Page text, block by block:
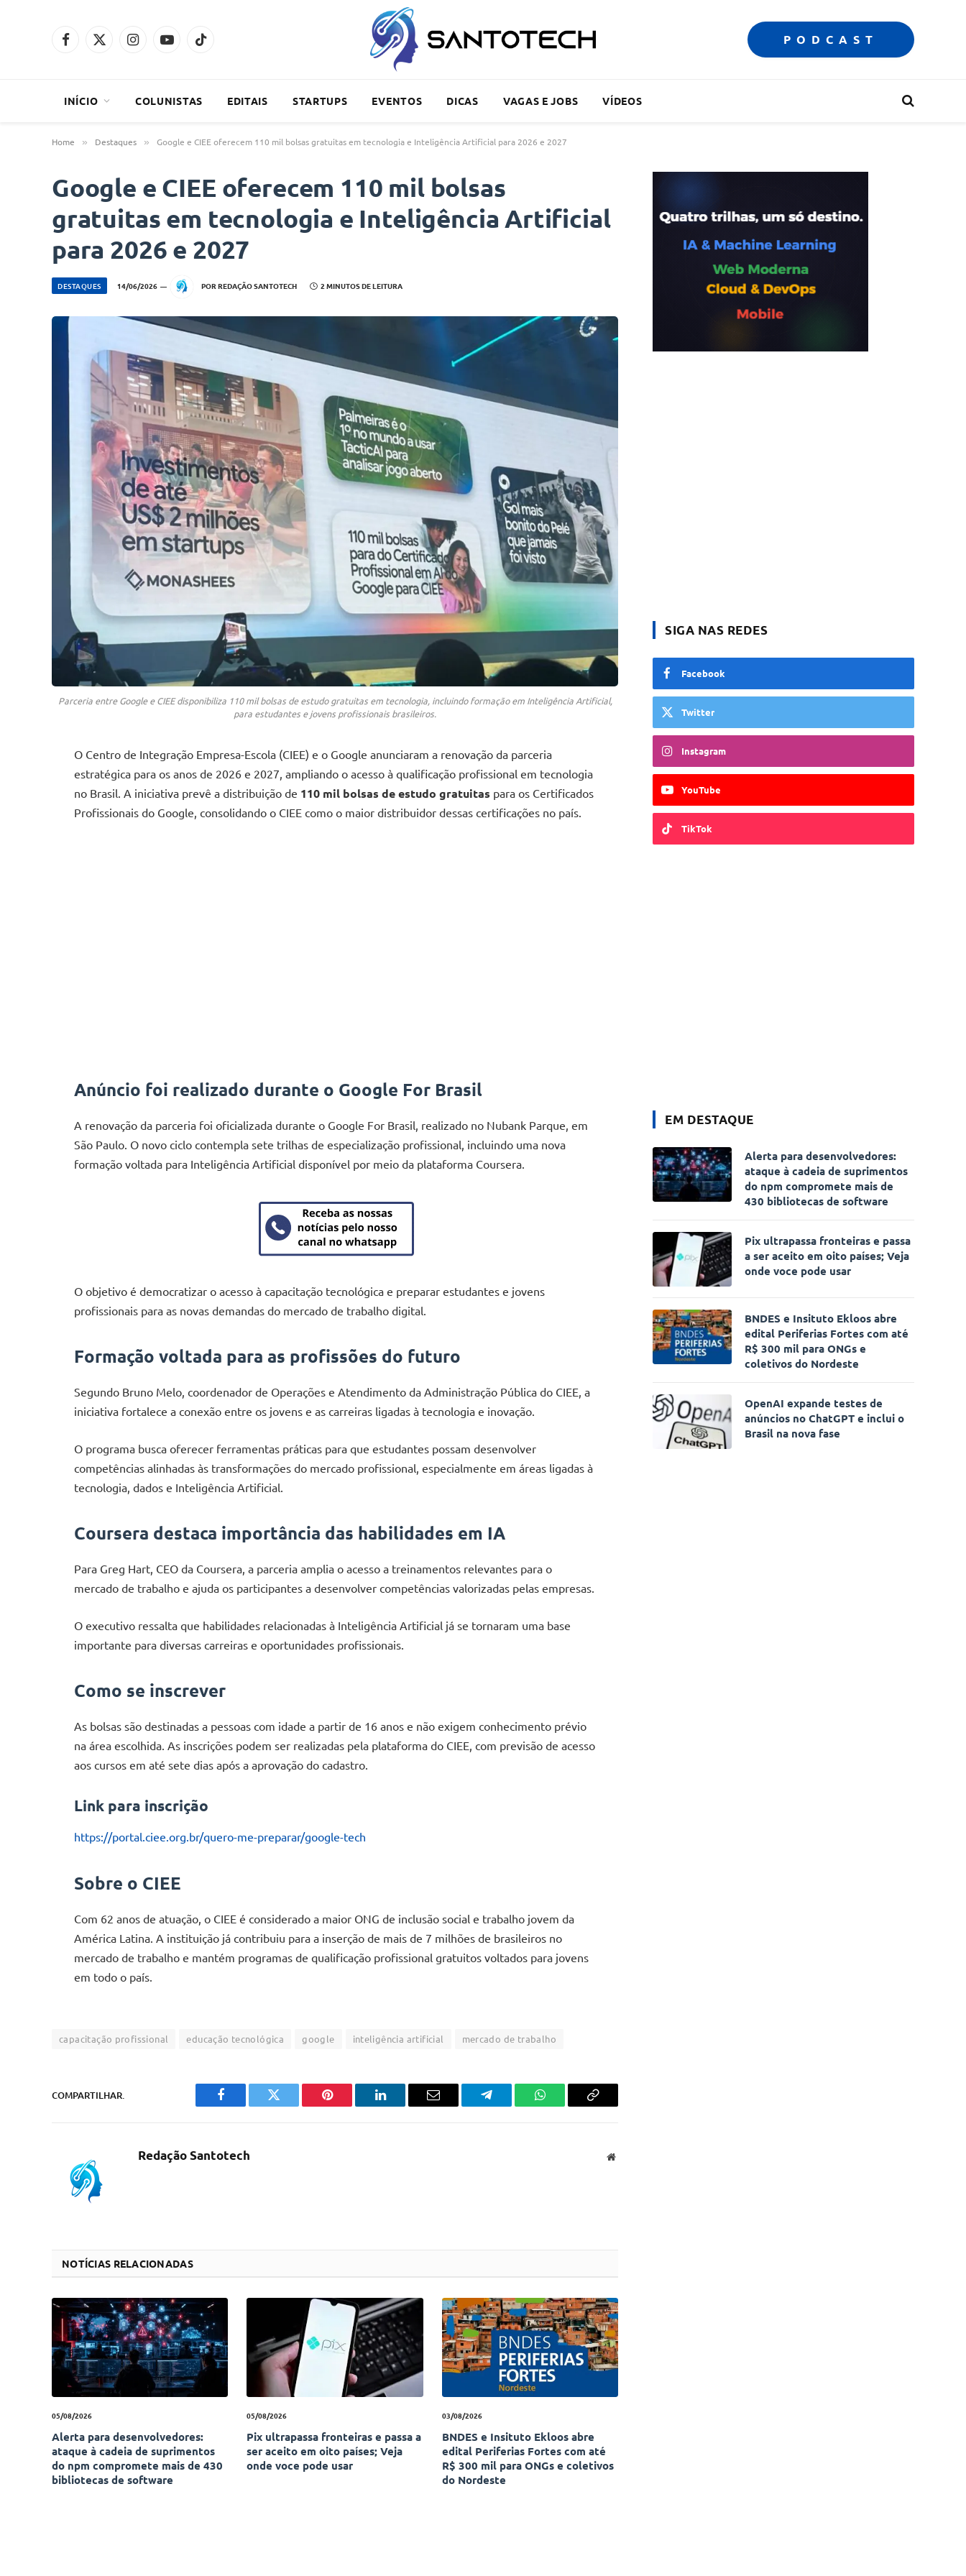
Facebook
X
InstagramYouTubeTikTok PODCAST
INÍCIO COLUNISTAS EDITAIS STARTUPS EVENTOS DICAS VAGAS E JOBS VÍDEOS
Home » Destaques » Google e CIEE oferecem 110 mil bolsas gratuitas em tecnologia e Inteligência Artificial para 2026 e 2027
Google e CIEE oferecem 110 mil bolsas
gratuitas em tecnologia e Inteligência Artificial
para 2026 e 2027
DESTAQUES 14/06/2026 POR REDAÇÃO SANTOTECH 2 MINUTOS DE LEITURA
Parceria entre Google e CIEE disponibiliza 110 mil bolsas de estudo gratuitas em tecnologia, incluindo formação em Inteligência Artificial,
para estudantes e jovens profissionais brasileiros.
O Centro de Integração Empresa-Escola (CIEE) e o Google anunciaram a renovação da parceria
estratégica para os anos de 2026 e 2027, ampliando o acesso à qualificação profissional em tecnologia
no Brasil. A iniciativa prevê a distribuição de 110 mil bolsas de estudo gratuitas para os Certificados
Profissionais do Google, consolidando o CIEE como o maior distribuidor dessas certificações no país.
Anúncio foi realizado durante o Google For Brasil
A renovação da parceria foi oficializada durante o Google For Brasil, realizado no Nubank Parque, em
São Paulo. O novo ciclo contempla sete trilhas de especialização profissional, incluindo uma nova
formação voltada para Inteligência Artificial disponível por meio da plataforma Coursera.
O objetivo é democratizar o acesso à capacitação tecnológica e preparar estudantes e jovens
profissionais para as novas demandas do mercado de trabalho digital.
Formação voltada para as profissões do futuro
Segundo Bruno Melo, coordenador de Operações e Atendimento da Administração Pública do CIEE, a
iniciativa fortalece a conexão entre os jovens e as carreiras ligadas à tecnologia e inovação.
O programa busca oferecer ferramentas práticas para que estudantes possam desenvolver
competências alinhadas às transformações do mercado profissional, especialmente em áreas ligadas à
tecnologia, dados e Inteligência Artificial.
Coursera destaca importância das habilidades em IA
Para Greg Hart, CEO da Coursera, a parceria amplia o acesso a treinamentos relevantes para o
mercado de trabalho e ajuda os participantes a desenvolver competências valorizadas pelas empresas.
O executivo ressalta que habilidades relacionadas à Inteligência Artificial já se tornaram uma base
importante para diversas carreiras e oportunidades profissionais.
Como se inscrever
As bolsas são destinadas a pessoas com idade a partir de 16 anos e não exigem conhecimento prévio
na área escolhida. As inscrições podem ser realizadas pela plataforma do CIEE, com previsão de acesso
aos cursos em até sete dias após a aprovação do cadastro.
Link para inscrição
https://portal.ciee.org.br/quero-me-preparar/google-tech
Sobre o CIEE
Com 62 anos de atuação, o CIEE é considerado a maior ONG de inclusão social e trabalho jovem da
América Latina. A instituição já contribuiu para a inserção de mais de 7 milhões de brasileiros no
mercado de trabalho e mantém programas de qualificação profissional gratuitos voltados para jovens
em todo o país.
capacitação profissional educação tecnológica google inteligência artificial mercado de trabalho
COMPARTILHAR.
Facebook Twitter Pinterest LinkedIn Email Telegram WhatsAppCopiar
Redação Santotech Website
NOTÍCIAS RELACIONADAS
05/08/2026
Alerta para desenvolvedores:
ataque à cadeia de suprimentos
do npm compromete mais de 430
bibliotecas de software
05/08/2026
Pix ultrapassa fronteiras e passa a
ser aceito em oito países; Veja
onde voce pode usar
03/08/2026
BNDES e Insituto Ekloos abre
edital Periferias Fortes com até
R$ 300 mil para ONGs e coletivos
do Nordeste
SIGA NAS REDES
Facebook
Twitter
Instagram
YouTube
TikTok
EM DESTAQUE
Alerta para desenvolvedores:
ataque à cadeia de suprimentos
do npm compromete mais de
430 bibliotecas de software
Pix ultrapassa fronteiras e passa
a ser aceito em oito países; Veja
onde voce pode usar
BNDES e Insituto Ekloos abre
edital Periferias Fortes com até
R$ 300 mil para ONGs e
coletivos do Nordeste
OpenAI expande testes de
anúncios no ChatGPT e inclui o
Brasil na nova fase